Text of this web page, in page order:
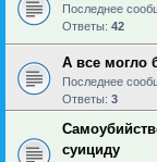
Последнее
Ответы: 42
А все могло
Последнее
Ответы: 3
суициду